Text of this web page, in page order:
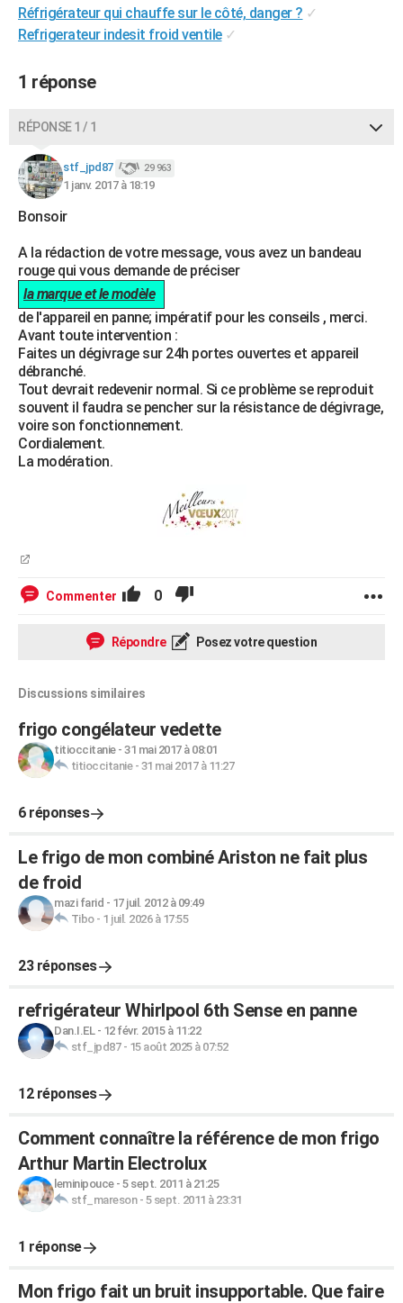
Destinations
City break
Voyage nature
Voyage de noces
Forum
Climat
+PHOTO
BONS PLANS
CARTE DE VOEUX
Carte de Noël
Carte Bonne année
Carte Saint-Valentin
Carte Pâques
Carte d'anniversaire
DICTIONNAIRE
Dictionnaire
Biographies
Citations
Expressions
Proverbes
S'inscrire
Se connecter
Lycées
Collèges
Primaires
Universités
Entreprises
Service militaire
Avis de recherche
AVIS DE DÉCÈS
FORUM
Bricolage
Lifestyle
Culture
Sport
Auto
Television
Voyage
Cinema
Réfrigérateur qui chauffe sur le côté, danger ? ✓
Refrigerateur indesit froid ventile ✓
1 réponse
RÉPONSE 1 / 1
stf_jpd87 29 963
1 janv. 2017 à 18:19
Bonsoir
A la rédaction de votre message, vous avez un bandeau
rouge qui vous demande de préciser
la marque et le modèle
de l'appareil en panne; impératif pour les conseils , merci.
Avant toute intervention :
Faites un dégivrage sur 24h portes ouvertes et appareil
débranché.
Tout devrait redevenir normal. Si ce problème se reproduit
souvent il faudra se pencher sur la résistance de dégivrage,
voire son fonctionnement.
Cordialement.
La modération.
Commenter 0
Répondre Posez votre question
Discussions similaires
frigo congélateur vedette
titioccitanie- 31 mai 2017 à 08:01
titioccitanie- 31 mai 2017 à 11:27
6 réponses
Le frigo de mon combiné Ariston ne fait plus
de froid
mazi farid - 17 juil. 2012 à 09:49
Tibo- 1 juil. 2026 à 17:55
23 réponses
refrigérateur Whirlpool 6th Sense en panne
Dan.I.EL- 12 févr. 2015 à 11:22
stf_jpd87- 15 août 2025 à 07:52
12 réponses
Comment connaître la référence de mon frigo
Arthur Martin Electrolux
leminipouce- 5 sept. 2011 à 21:25
stf_mareson- 5 sept. 2011 à 23:31
1 réponse
Mon frigo fait un bruit insupportable. Que faire